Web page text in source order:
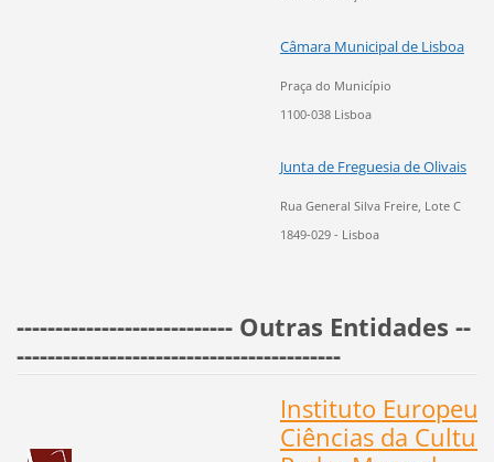
Câmara Municipal de Lisboa
Praça do Município
1100-038 Lisboa
Junta de Freguesia de Olivais
Rua General Silva Freire, Lote C
1849-029 - Lisboa
---------------------------- Outras Entidades --
------------------------------------------
Instituto Europeu
Ciências da